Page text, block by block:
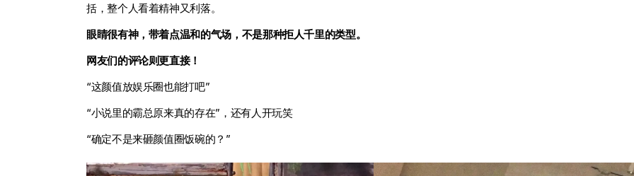
括，整个人看着精神又利落。
眼睛很有神，带着点温和的气场，不是那种拒人千里的类型。
网友们的评论则更直接！
“这颜值放娱乐圈也能打吧”
“小说里的霸总原来真的存在”，还有人开玩笑
“确定不是来砸颜值圈饭碗的？”